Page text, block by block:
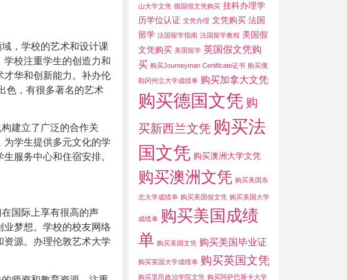
，学校的艺术和设计课
校注重学生的创造力和
才华和创新能力。补办伦
色，有很多著名的艺术
建立了广泛的合作关
学生提供多元文化的学
服务中心和住宿安排。
国际上享有很高的声
梦想。学校的校友网络
源。 办理伦敦艺术大学
山大学文凭 德国假文凭购买 挂科办理学
历学位认证 文凭办理 文凭购买 法国
留学 法国留学指南 法国留学教程 美国假
文凭购买 美国留学 英国假文凭购
买 购买Journeyman Certificate证书 购买俄
勒冈州立大学成绩单 购买加拿大文凭
购买德国文凭 购
买新西兰文凭 购买法
国文凭 购买澳洲大学文凭
购买澳洲文凭 购买美国东
北大学成绩单 购买美国假文凭 购买美国大学
成绩单 购买美国成绩
单 购买美国文凭 购买美国毕业证
购买英国大学成绩单 购买英国文凭
购买里昂政治学院文凭 购买阿萨巴斯卡大学